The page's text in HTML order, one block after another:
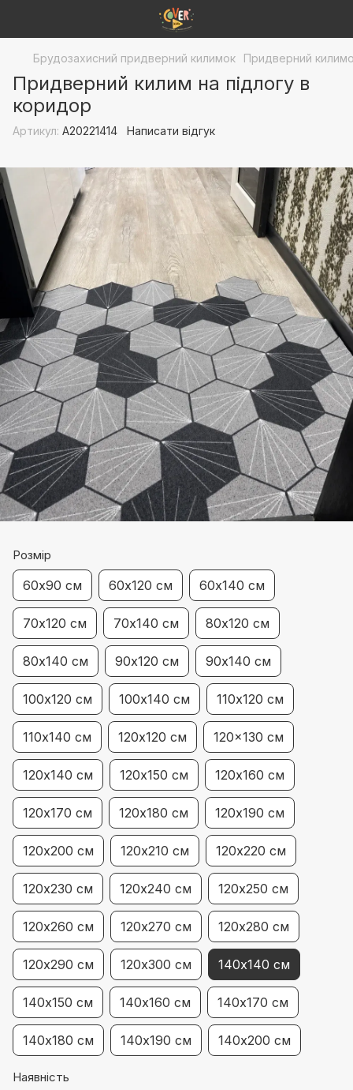
Брудозахисний придверний килимок Придверний
Придверний килим на підлогу в
коридор
Артикул: А20221414 Написати відгук
Розмір
60х90 см 60х120 см 60х140 см
70х120 см 70х140 см 80х120 см
80х140 см 90х120 см 90х140 см
100х120 см 100х140 см 110х120 см
110х140 см 120х120 см 120x130 см
120х140 см 120х150 см 120х160 см
120х170 см 120х180 см 120х190 см
120х200 см 120х210 см 120х220 см
120х230 см 120х240 см 120х250 см
120х260 см 120х270 см 120х280 см
120х290 см 120х300 см 140х140 см
140х150 см 140х160 см 140х170 см
140х180 см 140х190 см 140х200 см
Наявність